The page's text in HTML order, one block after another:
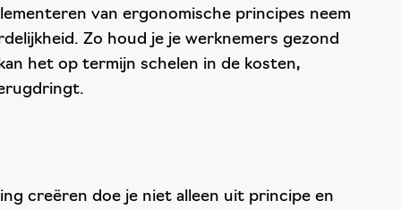
van ergonomische principes neem
Zo houd je je werknemers gezond
het op termijn schelen in de kosten,
creëren doe je niet alleen uit principe en